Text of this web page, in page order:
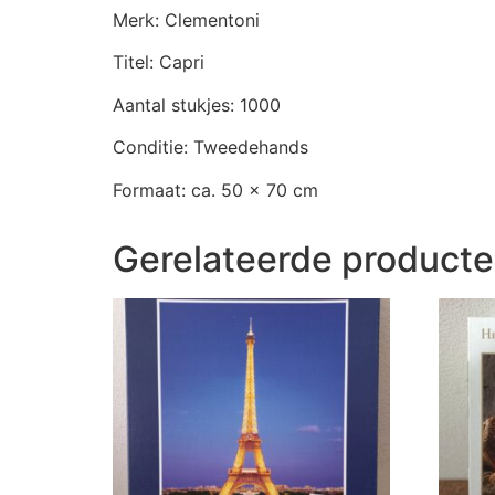
Merk: Clementoni
Titel: Capri
Aantal stukjes: 1000
Conditie: Tweedehands
Formaat: ca. 50 x 70 cm
Gerelateerde